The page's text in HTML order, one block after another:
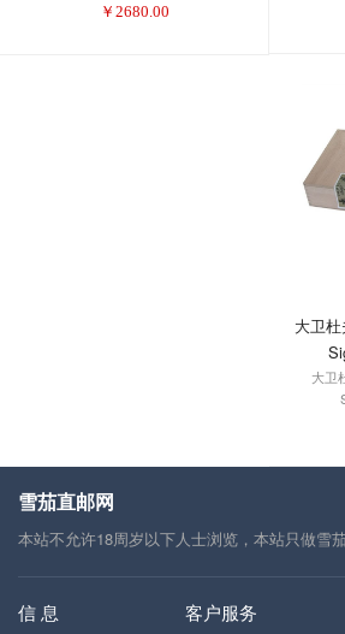
￥ 2680.00
大卫
大卫
雪茄直邮网
本站不允许18周岁以下人士浏览，本站只做雪
信 息 客户服务